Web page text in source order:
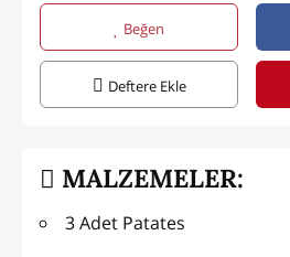
Beğen
Deftere Ekle
MALZEMELER:
3 Adet Patates